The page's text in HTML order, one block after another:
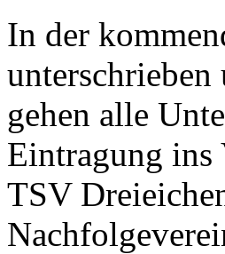
In der
gehen alle
Eintragung ins
TSV